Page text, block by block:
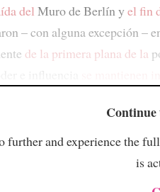
del Muro de Berlín y el fin
– con alguna excepción –
de la primera plana de la
Continue
further and experience the
is